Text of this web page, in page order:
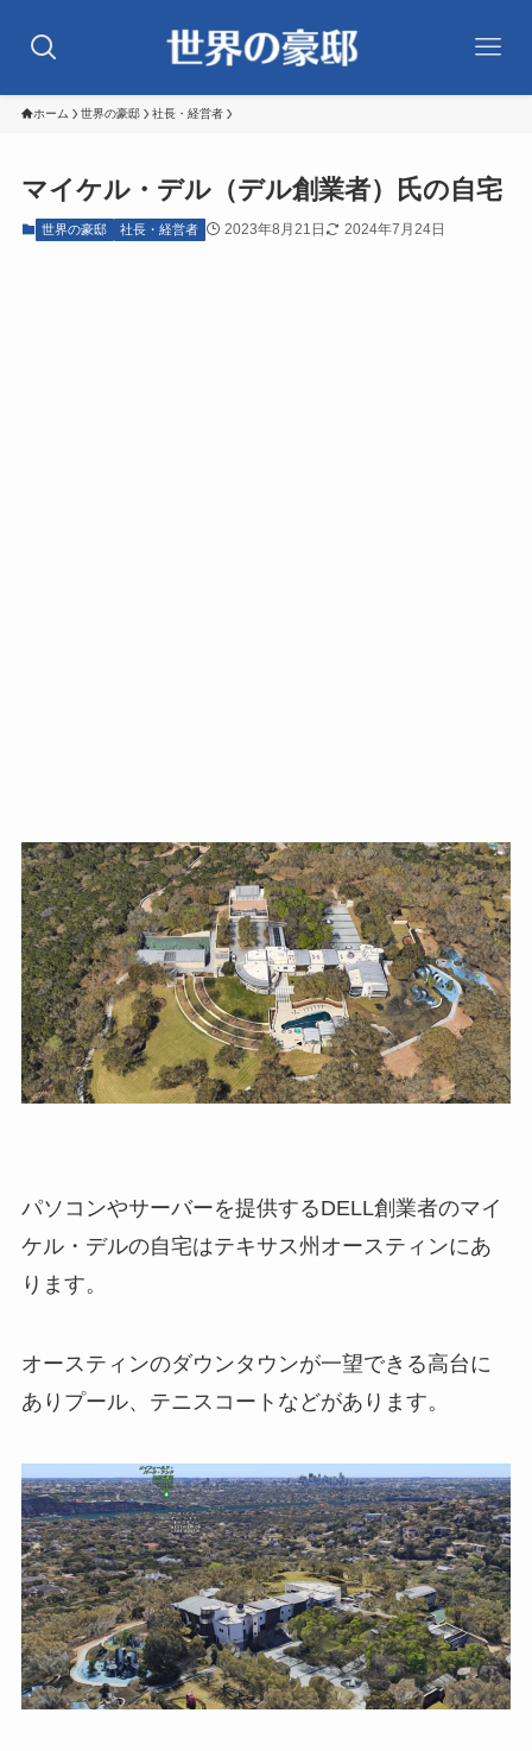
ホーム 世界の豪邸 社長・経営者
マイケル・デル（デル創業者）氏の自宅
世界の豪邸 社長・経営者 2023年8月21日 2024年7月24日
パソコンやサーバーを提供するDELL創業者のマイ
ケル・デルの自宅はテキサス州オースティンにあ
ります。
オースティンのダウンタウンが一望できる高台に
ありプール、テニスコートなどがあります。